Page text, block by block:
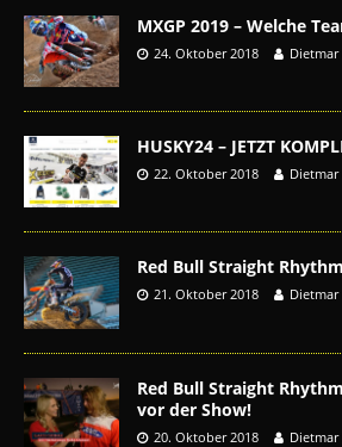
MXGP 2019 – Welche
24. Oktober 2018
HUSKY24 – JETZT
22. Oktober 2018
Red Bull Straight
21. Oktober 2018
Red Bull Straight
vor der Show!
20. Oktober 2018